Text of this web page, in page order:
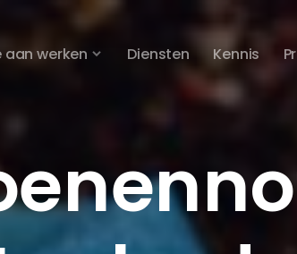
aan werken Diensten Kennis